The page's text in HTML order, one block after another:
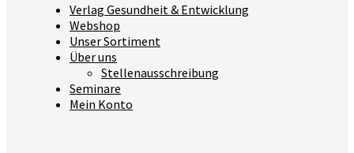
Verlag Gesundheit & Entwicklung
Webshop
Unser Sortiment
Über uns
Stellenausschreibung
Seminare
Mein Konto